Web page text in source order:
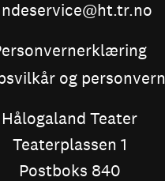
og personvern
Hålogaland Teater
Teaterplassen 1
Postboks 840